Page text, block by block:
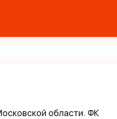
области. ФК